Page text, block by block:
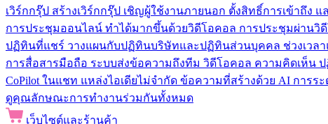
เวิร์กกรุ๊ป สร้างเวิร์กกรุ๊ป เชิญผู้ใช้งานภายนอก ตั้งสิทธิ์การเข้าถึง
การประชุมออนไลน์ ทำได้มากขึ้นด้วยวิดีโอคอล การประชุมผ่านวิ
ปฏิทินที่แชร์ วางแผนกับปฏิทินบริษัทและปฏิทินส่วนบุคคล ช่วงเวล
การสื่อสารมือถือ ระบบส่งข้อความถึงทีม วิดีโอคอล ความคิดเห็น
CoPilot ในแชท แหล่งไอเดียไม่จำกัด ข้อความที่สร้างด้วย AI การร
ดูคุณลักษณะการทำงานร่วมกันทั้งหมด
เว็บไซต์และร้านค้า